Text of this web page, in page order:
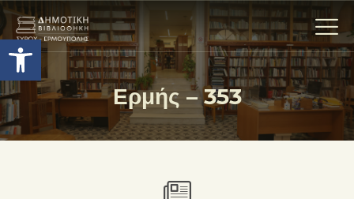
Ανοίξτε τη γραμμή εργαλείων
Ερμής – 353
Η ΒΙΒΛΙΟΘΗΚΗ
ΟΙ ΣΥΛΛΟΓΈΣ